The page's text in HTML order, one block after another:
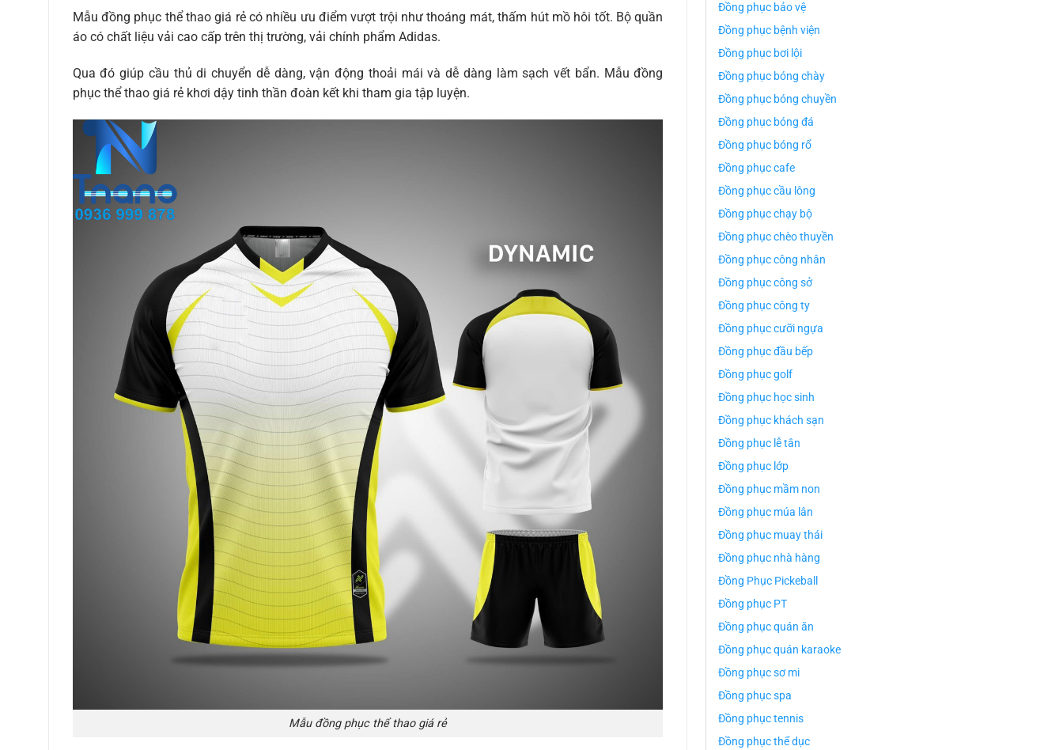
Mẫu đồng phục thể thao giá rẻ có nhiều ưu điểm vượt trội như thoáng mát, thấm hút mồ hôi tốt. Bộ quần
áo có chất liệu vải cao cấp trên thị trường, vải chính phẩm Adidas.
Qua đó giúp cầu thủ di chuyển dễ dàng, vận động thoải mái và dễ dàng làm sạch vết bẩn. Mẫu đồng
phục thể thao giá rẻ khơi dậy tinh thần đoàn kết khi tham gia tập luyện.
Mẫu đồng phục thể thao giá rẻ
Đồng phục bảo vệ
Đồng phục bệnh viện
Đồng phục bơi lội
Đồng phục bóng chày
Đồng phục bóng chuyền
Đồng phục bóng đá
Đồng phục bóng rổ
Đồng phục cafe
Đồng phục cầu lông
Đồng phục chạy bộ
Đồng phục chèo thuyền
Đồng phục công nhân
Đồng phục công sở
Đồng phục công ty
Đồng phục cưỡi ngựa
Đồng phục đầu bếp
Đồng phục golf
Đồng phục học sinh
Đồng phục khách sạn
Đồng phục lễ tân
Đồng phục lớp
Đồng phục mầm non
Đồng phục múa lân
Đồng phục muay thái
Đồng phục nhà hàng
Đồng Phục Pickeball
Đồng phục PT
Đồng phục quán ăn
Đồng phục quán karaoke
Đồng phục sơ mi
Đồng phục spa
Đồng phục tennis
Đồng phục thể dục